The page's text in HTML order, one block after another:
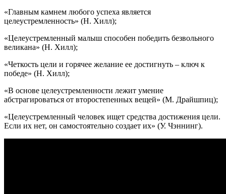
«Главным камнем любого успеха является
целеустремленность» (Н. Хилл);
«Целеустремленный малыш способен победить безвольного
великана» (Н. Хилл);
«Четкость цели и горячее желание ее достигнуть – ключ к
победе» (Н. Хилл);
«В основе целеустремленности лежит умение
абстрагироваться от второстепенных вещей» (М. Драйшпиц);
«Целеустремленный человек ищет средства достижения цели.
Если их нет, он самостоятельно создает их» (У. Чэннинг).